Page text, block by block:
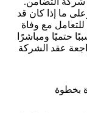
ما إذا كان قد
مع وفاة
حتميًا ومباشرًا
عقد الشركة
بخطوة